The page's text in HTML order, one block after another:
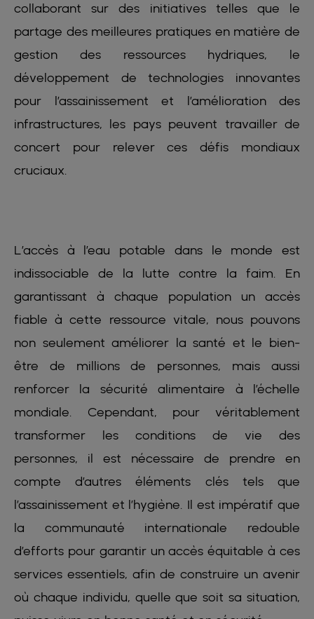
collaborant sur des initiatives telles que le
partage des meilleures pratiques en matière de
gestion des ressources hydriques, le
développement de technologies innovantes
pour l’assainissement et l’amélioration des
infrastructures, les pays peuvent travailler de
concert pour relever ces défis mondiaux
cruciaux.
L’accès à l’eau potable dans le monde est
indissociable de la lutte contre la faim. En
garantissant à chaque population un accès
fiable à cette ressource vitale, nous pouvons
non seulement améliorer la santé et le bien-
être de millions de personnes, mais aussi
renforcer la sécurité alimentaire à l’échelle
mondiale. Cependant, pour véritablement
transformer les conditions de vie des
personnes, il est nécessaire de prendre en
compte d’autres éléments clés tels que
l’assainissement et l’hygiène. Il est impératif que
la communauté internationale redouble
d’efforts pour garantir un accès équitable à ces
services essentiels, afin de construire un avenir
où chaque individu, quelle que soit sa situation,